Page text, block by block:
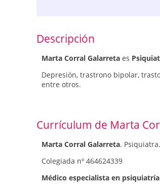
Descripción
Marta Corral Galarreta es
Depresión, trastrono bipolar,
entre otros.
Currículum de Marta
Marta Corral Galarreta. Psiquiatra.
Colegiada nº 464624339
Médico especialista en